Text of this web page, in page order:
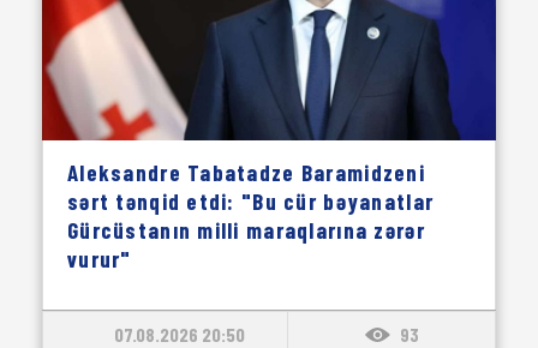
Aleksandre Tabatadze Baramidzeni
sərt tənqid etdi: "Bu cür bəyanatlar
Gürcüstanın milli maraqlarına zərər
vurur"
07.08.2026 20:50 93